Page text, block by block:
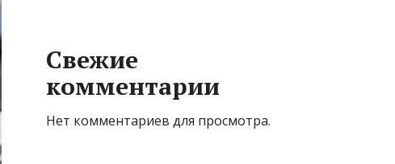
Свежие
комментарии
Нет комментариев для просмотра.